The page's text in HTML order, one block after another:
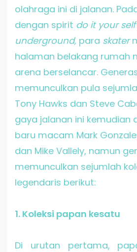
olahraga ini di jalanan.
dengan spirit do it your self
underground, para skater
halaman belakang rumah
arena berselancar.
memunculkan pula
Tony Hawks dan Steve
gaya jalanan ini kemudian
baru macam Mark
dan Mike Vallely, namun
memunculkan sejumlah
legendaris berikut:
1. Koleksi papan kesatu
Di urutan pertama,